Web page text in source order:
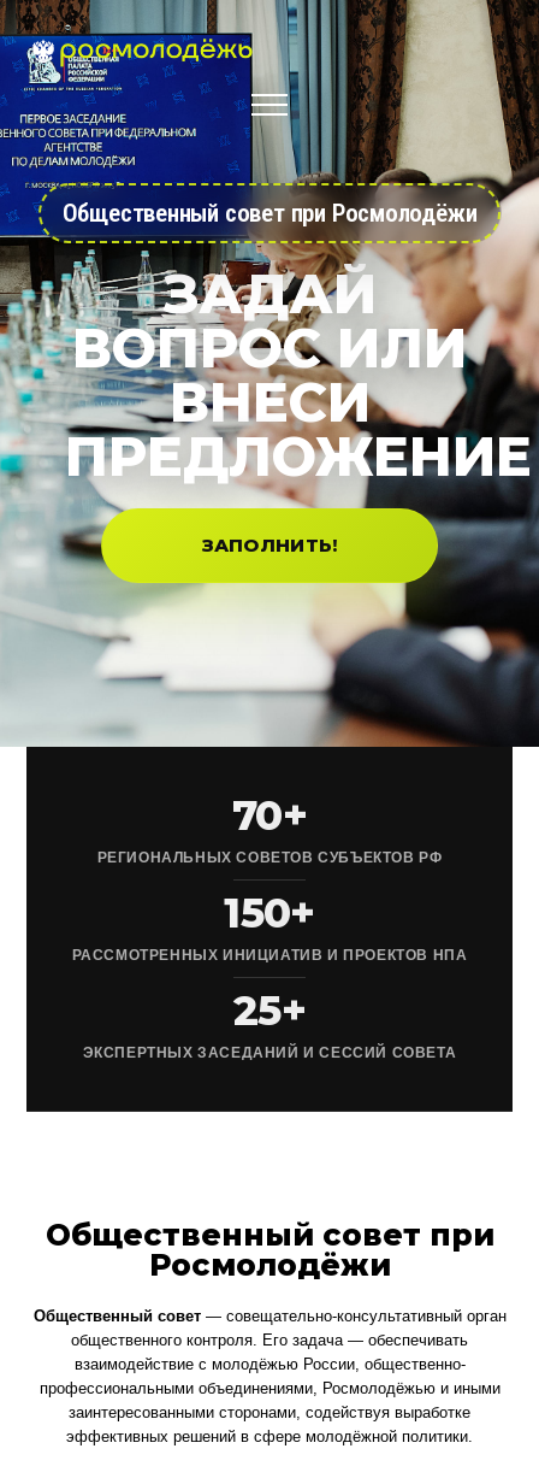
Общественный совет при Росмолодёжи
ЗАДАЙ
ВОПРОС ИЛИ
ВНЕСИ
ПРЕДЛОЖЕНИЕ
ЗАПОЛНИТЬ!
70+
РЕГИОНАЛЬНЫХ СОВЕТОВ СУБЪЕКТОВ РФ
150+
РАССМОТРЕННЫХ ИНИЦИАТИВ И ПРОЕКТОВ НПА
25+
ЭКСПЕРТНЫХ ЗАСЕДАНИЙ И СЕССИЙ СОВЕТА
Общественный совет при
Росмолодёжи
Общественный совет— совещательно-консультативный орган
общественного контроля. Его задача — обеспечивать
взаимодействие с молодёжью России, общественно-
профессиональными объединениями, Росмолодёжью и иными
заинтересованными сторонами, содействуя выработке
эффективных решений в сфере молодёжной политики.